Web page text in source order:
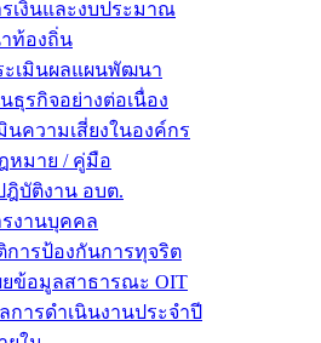
เงินและงบประมาณ
ท้องถิ่น
ะเมินผลแผนพัฒนา
ธุรกิจอย่างต่อเนื่อง
นความเสี่ยงในองค์กร
หมาย / คู่มือ
บัติงาน อบต.
งานบุคคล
ารป้องกันการทุจริต
ยข้อมูลสาธารณะ OIT
การดำเนินงานประจำปี